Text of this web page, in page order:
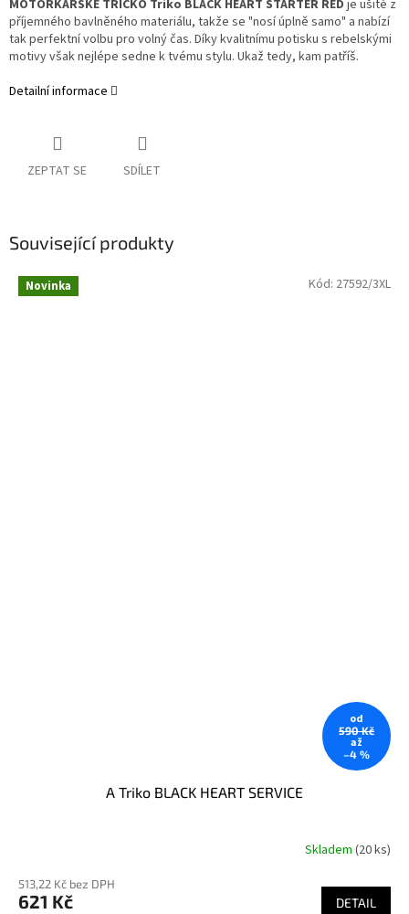
MOTORKÁŘSKÉ TRIČKO Triko BLACK HEART STARTER RED je ušité z
příjemného bavlněného materiálu, takže se "nosí úplně samo" a nabízí
tak perfektní volbu pro volný čas. Díky kvalitnímu potisku s rebelskými
motivy však nejlépe sedne k tvému stylu. Ukaž tedy, kam patříš.
Detailní informace
ZEPTAT SE SDÍLET
Související produkty
Novinka
od
590 Kč
až
–4 %
A Triko BLACK HEART SERVICE
Skladem (20 ks)
513,22 Kč bez DPH
621 Kč DETAIL
Kód: 27592/3XL